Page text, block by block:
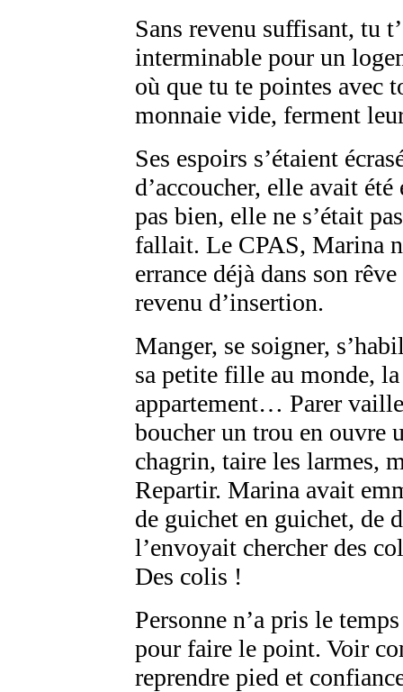
Sans revenu suffisant, tu
interminable pour un
où que tu te pointes avec
monnaie vide, ferment
Ses espoirs s’étaient
d’accoucher, elle avait
pas bien, elle ne s’était
fallait. Le CPAS, Marina
errance déjà dans son
revenu d’insertion.
Manger, se soigner,
sa petite fille au monde,
appartement… Parer
boucher un trou en ouvre
chagrin, taire les larmes,
Repartir. Marina avait
de guichet en guichet, de
l’envoyait chercher des
Des colis !
Personne n’a pris le
pour faire le point. Voir
reprendre pied et